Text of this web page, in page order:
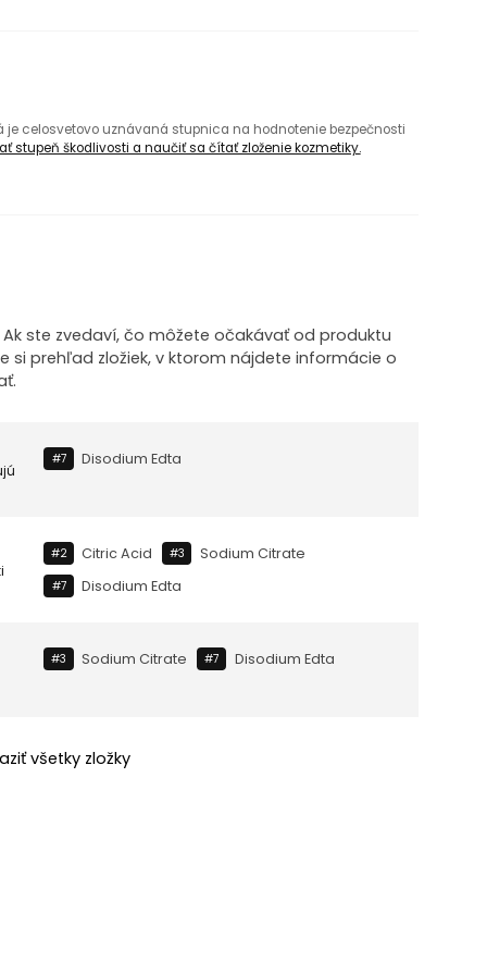
je celosvetovo uznávaná stupnica na hodnotenie bezpečnosti
stupeň škodlivosti a naučiť sa čítať zloženie kozmetiky.
ste zvedaví, čo môžete očakávať od produktu
si prehľad zložiek, v ktorom nájdete informácie o
#7 Disodium Edta
#2 Citric Acid #3 Sodium Citrate
#7 Disodium Edta
#3 Sodium Citrate #7 Disodium Edta
všetky zložky